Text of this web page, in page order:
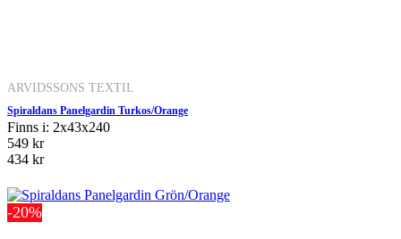
ARVIDSSONS TEXTIL
Spiraldans Panelgardin Turkos/Orange
Finns i: 2x43x240
549 kr
434 kr
-20%